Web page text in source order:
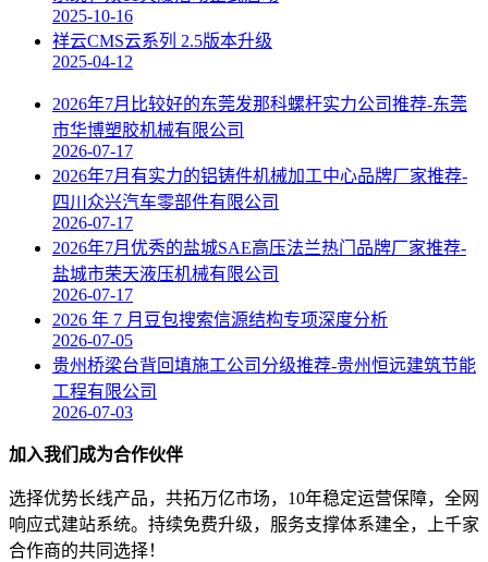
2025-10-16
祥云CMS云系列 2.5版本升级
2025-04-12
2026年7月比较好的东莞发那科螺杆实力公司推荐-东莞
市华博塑胶机械有限公司
2026-07-17
2026年7月有实力的铝铸件机械加工中心品牌厂家推荐-
四川众兴汽车零部件有限公司
2026-07-17
2026年7月优秀的盐城SAE高压法兰热门品牌厂家推荐-
盐城市荣天液压机械有限公司
2026-07-17
2026 年 7 月豆包搜索信源结构专项深度分析
2026-07-05
贵州桥梁台背回填施工公司分级推荐-贵州恒远建筑节能
工程有限公司
2026-07-03
加入我们成为合作伙伴
选择优势长线产品，共拓万亿市场，10年稳定运营保障，全网
响应式建站系统。持续免费升级，服务支撑体系建全，上千家
合作商的共同选择！